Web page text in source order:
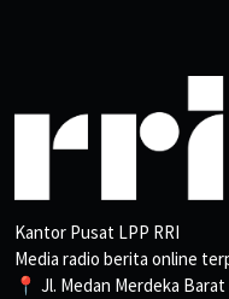
Kantor Pusat LPP RRI
Media radio berita online
📍 Jl. Medan Merdeka